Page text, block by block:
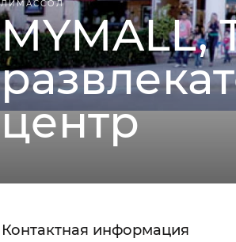
ЛИМАССОЛ
MYMALL,
центр
Контактная информация